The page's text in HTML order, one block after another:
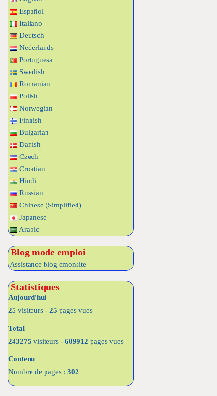
Español
Italiano
Deutsch
Nederlands
Portuguesa
Swedish
Romanian
Polish
Norwegian
Finnish
Bulgarian
Danish
Czech
Croatian
Hindi
Russian
Chinese (Simplified)
Japanese
Arabic
Blog mode emploi
Assistance blog emonsite
Statistiques
Aujourd'hui
25 visiteurs - 25 pages vues
Total
243275 visiteurs - 609912 pages vues
Contenu
Nombre de pages : 302